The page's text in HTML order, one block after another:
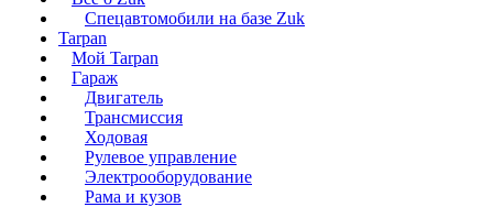
Спецавтомобили на базе Zuk
Tarpan
Мой Tarpan
Гараж
Двигатель
Трансмиссия
Ходовая
Рулевое управление
Электрооборудование
Рама и кузов